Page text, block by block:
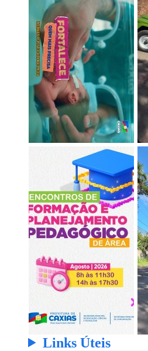
Links Úteis